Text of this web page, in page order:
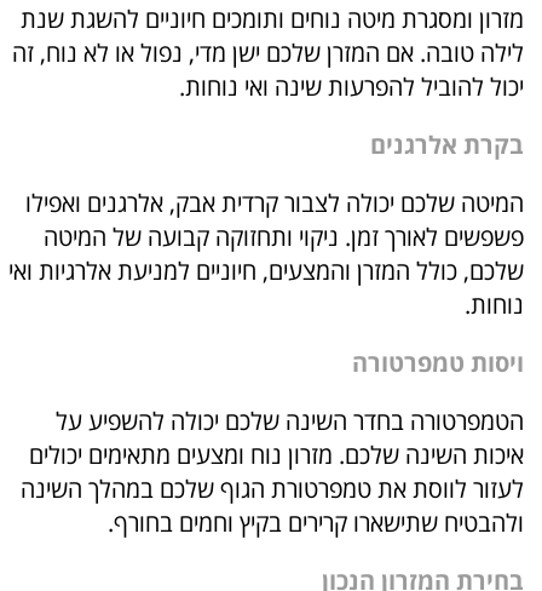
מזרון ומסגרת מיטה נוחים ותומכים חיוניים להשגת שנת
לילה טובה. אם המזרן שלכם ישן מדי, נפול או לא נוח, זה
יכול להוביל להפרעות שינה ואי נוחות.
בקרת אלרגנים
המיטה שלכם יכולה לצבור קרדית אבק, אלרגנים ואפילו
פשפשים לאורך זמן. ניקוי ותחזוקה קבועה של המיטה
שלכם, כולל המזרן והמצעים, חיוניים למניעת אלרגיות ואי
נוחות.
ויסות טמפרטורה
הטמפרטורה בחדר השינה שלכם יכולה להשפיע על
איכות השינה שלכם. מזרון נוח ומצעים מתאימים יכולים
לעזור לווסת את טמפרטורת הגוף שלכם במהלך השינה
ולהבטיח שתישארו קרירים בקיץ וחמים בחורף.
בחירת המזרון הנכון